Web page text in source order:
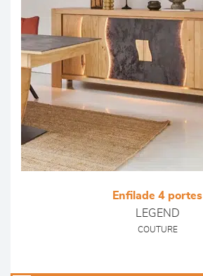
Enfilade 4 portes
LEGEND
COUTURE